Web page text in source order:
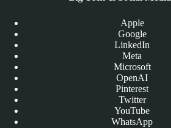
Apple
Google
LinkedIn
Meta
Microsoft
OpenAI
Pinterest
Twitter
YouTube
WhatsApp